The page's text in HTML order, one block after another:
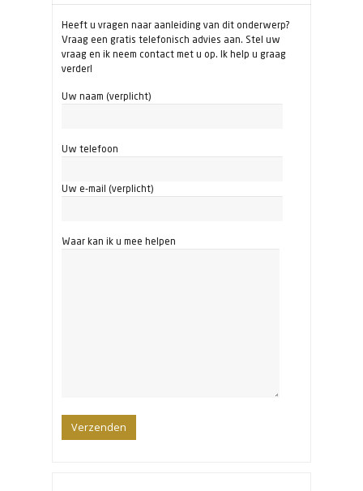
Heeft u vragen naar aanleiding van dit onderwerp?
Vraag een gratis telefonisch advies aan. Stel uw
vraag en ik neem contact met u op. Ik help u graag
verder!
Uw naam (verplicht)
Uw telefoon
Uw e-mail (verplicht)
Waar kan ik u mee helpen